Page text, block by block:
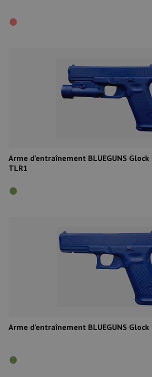
Arme d'entraînement BLUEGUNS Glock
TLR1
Arme d'entraînement BLUEGUNS Glock